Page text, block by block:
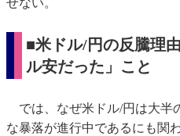
せない。
■米ドル/円の反騰理
ル安だった」こと
では、なぜ米ドル/円は大半
な暴落が進行中であるにも関わ